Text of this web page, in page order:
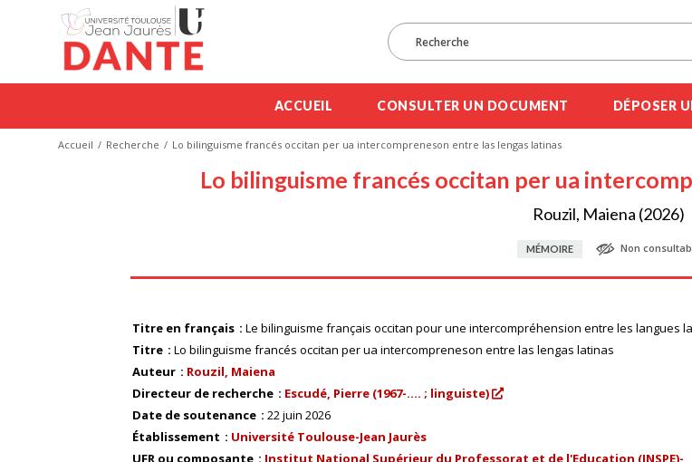
ACCUEIL CONSULTER UN DOCUMENT DÉPOSER
Accueil Recherche Lo bilinguisme francés occitan per ua intercompreneson entre las lengas latinas
Lo bilinguisme francés occitan per ua
Rouzil, Maiena (2026)
MÉMOIRE Non
Titre en français
Le bilinguisme français occitan pour une intercompréhension entre les langues
Titre
Lo bilinguisme francés occitan per ua intercompreneson entre las lengas latinas
Auteur
Rouzil, Maiena
Directeur de recherche
Escudé, Pierre (1967-.... ; linguiste)
Date de soutenance
22 juin 2026
Établissement
Université Toulouse-Jean Jaurès
UFR ou composante
Institut National Supérieur du Professorat et de l'Education (INSPE)-